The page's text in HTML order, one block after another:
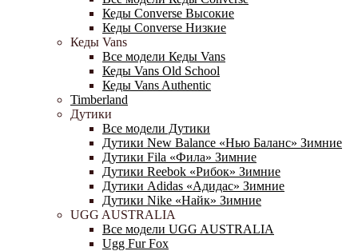
Кеды Converse Высокие
Кеды Converse Низкие
Кеды Vans
Все модели Кеды Vans
Кеды Vans Old School
Кеды Vans Authentic
Timberland
Дутики
Все модели Дутики
Дутики New Balance «Нью Баланс» Зимние
Дутики Fila «Фила» Зимние
Дутики Reebok «Рибок» Зимние
Дутики Adidas «Адидас» Зимние
Дутики Nike «Найк» Зимние
UGG AUSTRALIA
Все модели UGG AUSTRALIA
Ugg Fur Fox